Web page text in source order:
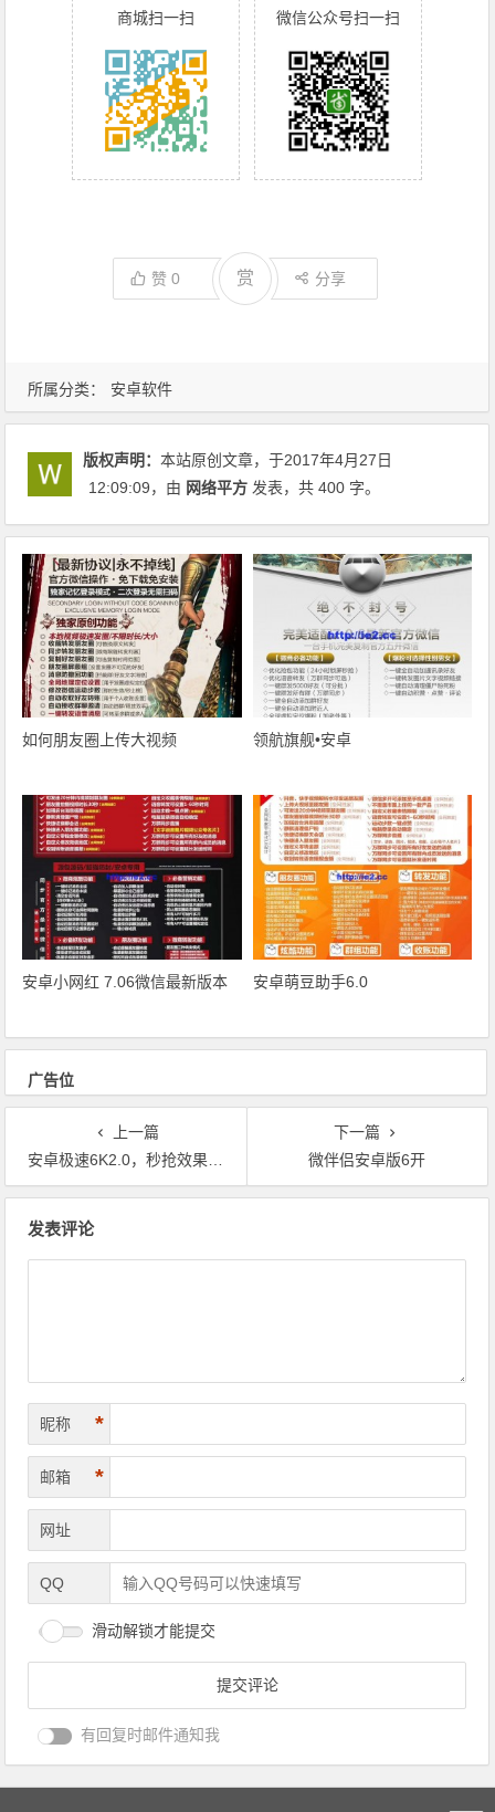
所属分类： 安卓软件
商城扫一扫
微信公众号扫一扫
赞0 赏 分享
版权声明：本站原创文章，于2017年4月27日
12:09:09，由 网络平方 发表，共 400 字。
如何朋友圈上传大视频 领航旗舰•安卓
安卓小网红 7.06微信最新版本 安卓萌豆助手6.0
广告位
上一篇
安卓极速6K2.0，秒抢效果不错
下一篇
微伴侣安卓版6开
发表评论
昵称 *
邮箱 *
网址
QQ
滑动解锁才能提交
有回复时邮件通知我